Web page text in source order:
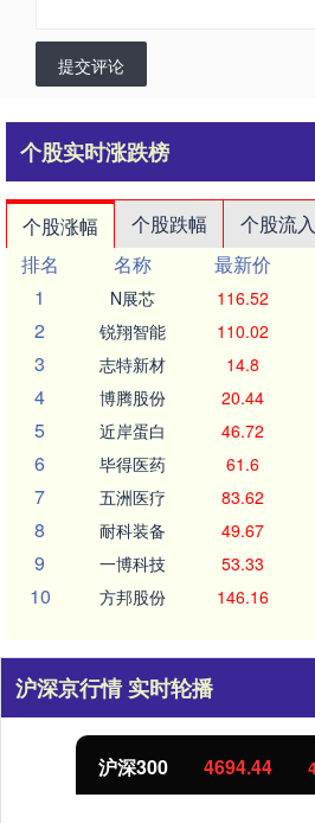
提交评论
个股实时涨跌榜
个股涨幅 个股跌幅 个股流入
排名
名称 最新价
1
N展芯 116.52
2 锐翔智能 110.02
3 志特新材 14.8
4 博腾股份 20.44
5 近岸蛋白 46.72
6 毕得医药 61.6
7 五洲医疗 83.62
8 耐科装备 49.67
9 一博科技 53.33
10 方邦股份 146.16
沪深京行情 实时轮播
沪深300 4694.44